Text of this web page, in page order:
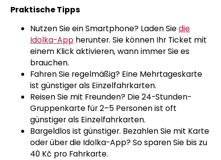
Praktische Tipps
Nutzen Sie ein Smartphone? Laden Siedie
Idolka-App herunter. Sie können Ihr Ticket mit
einem Klick aktivieren, wann immer Sie es
brauchen.
Fahren Sie regelmäßig? Eine Mehrtageskarte
ist günstiger als Einzelfahrkarten.
Reisen Sie mit Freunden? Die 24-Stunden-
Gruppenkarte für 2–5 Personen ist oft
günstiger als Einzelfahrkarten.
Bargeldlos ist günstiger. Bezahlen Sie mit Karte
oder über die Idolka-App? So sparen Sie bis zu
40 Kč pro Fahrkarte.